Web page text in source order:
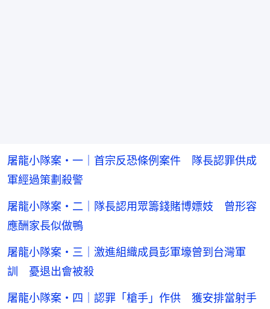
屠龍小隊案・一｜首宗反恐條例案件 隊長認罪供成
軍經過策劃殺警
屠龍小隊案・二｜隊長認用眾籌錢賭博嫖妓 曾形容
應酬家長似做鴨
屠龍小隊案・三｜激進組織成員彭軍壕曾到台灣軍
訓 憂退出會被殺
屠龍小隊案・四｜認罪「槍手」作供 獲安排當射手